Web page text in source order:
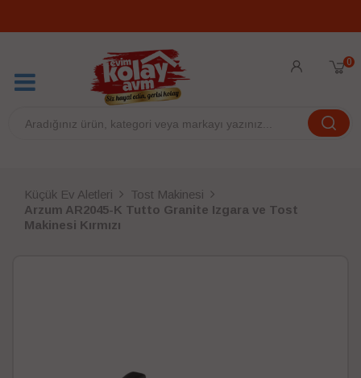
0
Küçük Ev Aletleri
Tost Makinesi
Arzum AR2045-K Tutto Granite Izgara ve Tost
Makinesi Kırmızı